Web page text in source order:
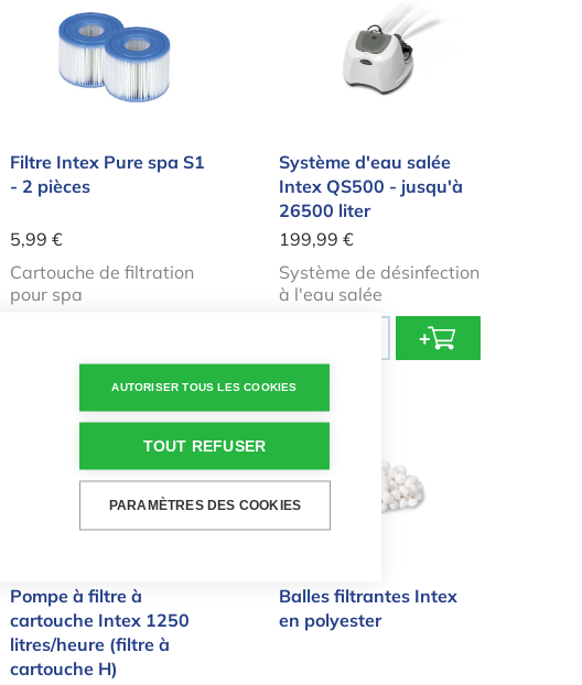
Filtre Intex Pure spa S1
- 2 pièces
5,99 €
Cartouche de filtration
pour spa
Système d'eau salée
Intex QS500 - jusqu'à
26500 liter
199,99 €
Système de désinfection
à l'eau salée
Pompe à filtre à cartouche Intex 1250 litres/heure (filtre à
Pompe à filtre à
cartouche Intex 1250
litres/heure (filtre à
cartouche H)
Balles filtrantes Intex en
Balles filtrantes Intex
en polyester
AUTORISER TOUS LES COOKIES
TOUT REFUSER
PARAMÈTRES DES COOKIES